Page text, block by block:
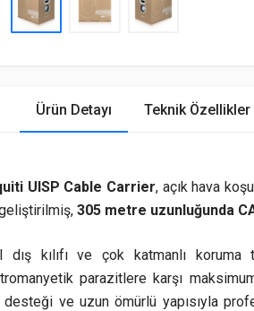
Ürün Detayı Teknik Özellikler
UISP Cable Carrier, açık hava
305 metre uzunluğunda
dış kılıfı ve çok katmanlı koruma
parazitlere karşı
desteği ve uzun ömürlü yapısıyla